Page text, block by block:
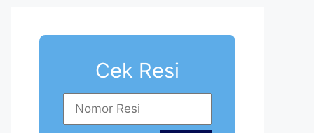
Cek Resi